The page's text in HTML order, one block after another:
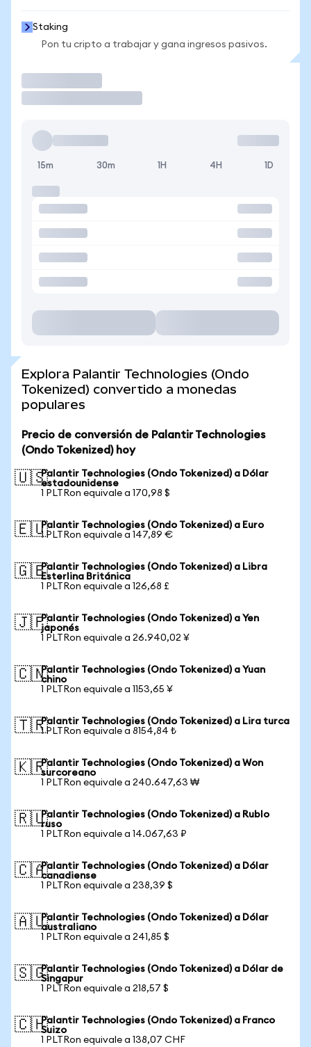
Staking
Pon tu cripto a trabajar y gana ingresos pasivos.
15m 30m 1H 4H 1D
Explora Palantir Technologies (Ondo
Tokenized) convertido a monedas
populares
Precio de conversión de Palantir Technologies
(Ondo Tokenized) hoy
🇺🇸Palantir Technologies (Ondo Tokenized) a Dólar
estadounidense
1 PLTRon equivale a 170,98 $
🇪🇺Palantir Technologies (Ondo Tokenized) a Euro
1 PLTRon equivale a 147,89 €
🇬🇧Palantir Technologies (Ondo Tokenized) a Libra
Esterlina Británica
1 PLTRon equivale a 126,68 £
🇯🇵Palantir Technologies (Ondo Tokenized) a Yen
japonés
1 PLTRon equivale a 26.940,02 ¥
🇨🇳Palantir Technologies (Ondo Tokenized) a Yuan
chino
1 PLTRon equivale a 1153,65 ¥
🇹🇷Palantir Technologies (Ondo Tokenized) a Lira turca
1 PLTRon equivale a 8154,84 ₺
🇰🇷Palantir Technologies (Ondo Tokenized) a Won
surcoreano
1 PLTRon equivale a 240.647,63 ₩
🇷🇺Palantir Technologies (Ondo Tokenized) a Rublo
ruso
1 PLTRon equivale a 14.067,63 ₽
🇨🇦Palantir Technologies (Ondo Tokenized) a Dólar
canadiense
1 PLTRon equivale a 238,39 $
🇦🇺Palantir Technologies (Ondo Tokenized) a Dólar
australiano
1 PLTRon equivale a 241,85 $
🇸🇬Palantir Technologies (Ondo Tokenized) a Dólar de
Singapur
1 PLTRon equivale a 218,57 $
🇨🇭Palantir Technologies (Ondo Tokenized) a Franco
Suizo
1 PLTRon equivale a 138,07 CHF